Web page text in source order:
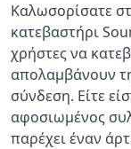
Καλωσορίσατε
κατεβαστήρι
χρήστες να
απολαμβάνουν
σύνδεση. Είτε
αφοσιωμένος
παρέχει έναν